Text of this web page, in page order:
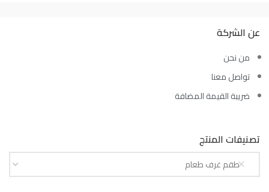
عن الشركة
من نحن
تواصل معنا
ضريبة القيمة المضافة
تصنيفات المنتج
طقم غرف طعام